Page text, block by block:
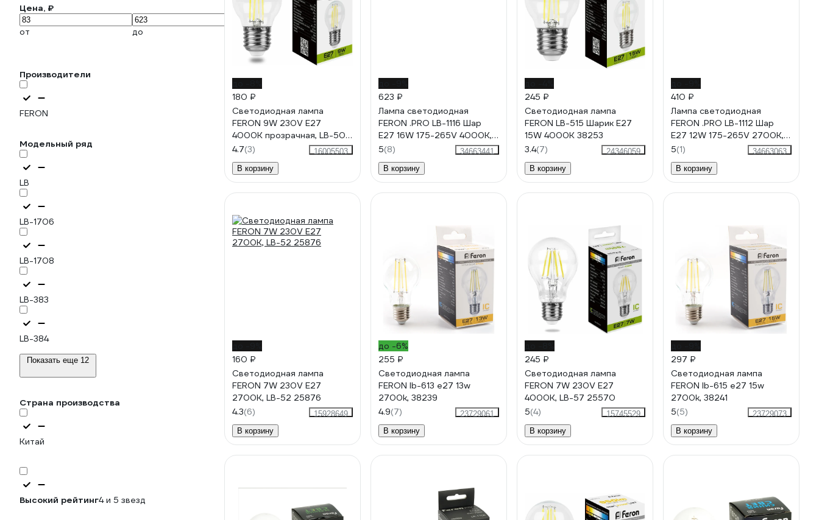
Цена, ₽
от до
Производители
FERON
Модельный ряд
LB
LB-1706
LB-1708
LB-383
LB-384
Показать еще 12
Страна производства
Китай
Высокий рейтинг4 и 5 звезд
180 ₽
Светодиодная лампа
FERON 9W 230V E27
4000K прозрачная, LB-509
38004
4.7(3)
16005503
В корзину
623 ₽
Лампа светодиодная
FERON .PRO LB-1116 Шар
E27 16W 175-265V 4000K,
51236
5(8)
34663441
В корзину
245 ₽
Светодиодная лампа
FERON LB-515 Шарик E27
15W 4000K 38253
3.4(7)
24346059
В корзину
410 ₽
Лампа светодиодная
FERON .PRO LB-1112 Шар
E27 12W 175-265V 2700K,
48895
5(1)
34663063
В корзину
160 ₽
Светодиодная лампа
FERON 7W 230V E27
2700K, LB-52 25876
4.3(6)
15928649
В корзину
до -6%
255 ₽
Cветодиодная лампа
FERON lb-613 e27 13w
2700k, 38239
4.9(7)
23729061
В корзину
245 ₽
Светодиодная лампа
FERON 7W 230V E27
4000K, LB-57 25570
5(4)
15745529
В корзину
297 ₽
Cветодиодная лампа
FERON lb-615 e27 15w
2700k, 38241
5(5)
23729073
В корзину